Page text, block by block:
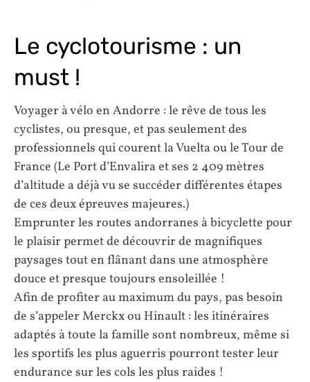
Le cyclotourisme : un
must !
Voyager à vélo en Andorre : le rêve de tous les
cyclistes, ou presque, et pas seulement des
professionnels qui courent la Vuelta ou le Tour de
France (Le Port d’Envalira et ses 2 409 mètres
d’altitude a déjà vu se succéder différentes étapes
de ces deux épreuves majeures.)
Emprunter les routes andorranes à bicyclette pour
le plaisir permet de découvrir de magnifiques
paysages tout en flânant dans une atmosphère
douce et presque toujours ensoleillée !
Afin de profiter au maximum du pays, pas besoin
de s’appeler Merckx ou Hinault : les itinéraires
adaptés à toute la famille sont nombreux, même si
les sportifs les plus aguerris pourront tester leur
endurance sur les cols les plus raides !